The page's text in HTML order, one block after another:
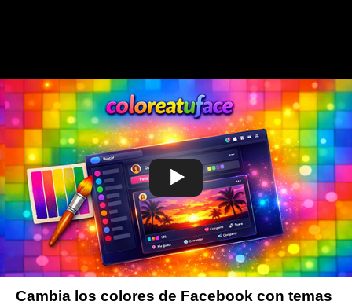
Cambia los colores de Facebook con temas